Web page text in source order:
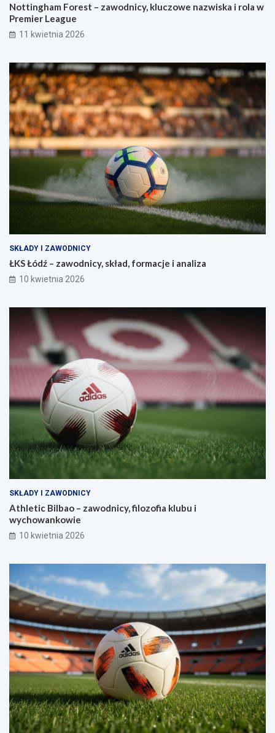
Nottingham Forest – zawodnicy, kluczowe nazwiska i rola w
Premier League
11 kwietnia 2026
SKŁADY I ZAWODNICY
ŁKS Łódź – zawodnicy, skład, formacje i analiza
10 kwietnia 2026
SKŁADY I ZAWODNICY
Athletic Bilbao – zawodnicy, filozofia klubu i
wychowankowie
10 kwietnia 2026